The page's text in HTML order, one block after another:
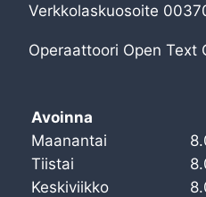
Verkkolaskuosoite
Operaattoori Open
Avoinna
Maanantai
Tiistai
Keskiviikko